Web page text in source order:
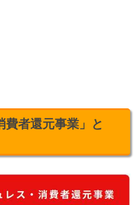
費者還元事業」と